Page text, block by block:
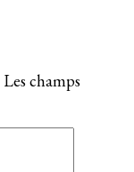
Les champs